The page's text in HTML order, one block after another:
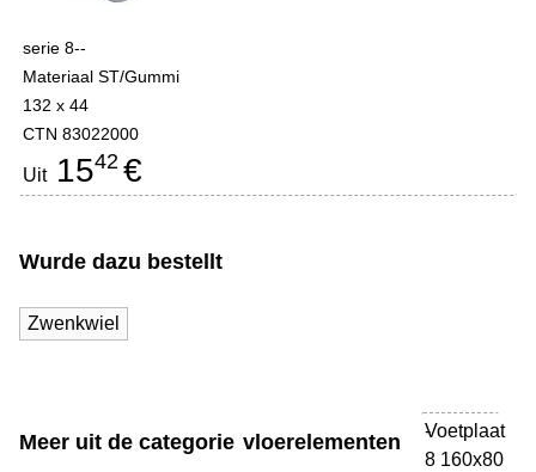
serie 8--
Materiaal ST/Gummi
132 x 44
CTN 83022000
Uit1542 €
Wurde dazu bestellt
Zwenkwiel
Meer uit de categorie vloerelementen
Voetplaat
8 160x80
-